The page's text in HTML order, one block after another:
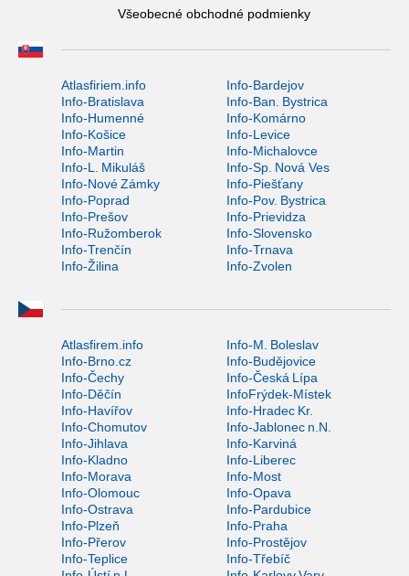
Všeobecné obchodné podmienky
Atlasfiriem.info
Info-Bardejov
Info-Bratislava
Info-Ban. Bystrica
Info-Humenné
Info-Komárno
Info-Košice
Info-Levice
Info-Martin
Info-Michalovce
Info-L. Mikuláš
Info-Sp. Nová Ves
Info-Nové Zámky
Info-Piešťany
Info-Poprad
Info-Pov. Bystrica
Info-Prešov
Info-Prievidza
Info-Ružomberok
Info-Slovensko
Info-Trenčín
Info-Trnava
Info-Žilina
Info-Zvolen
Atlasfirem.info
Info-M. Boleslav
Info-Brno.cz
Info-Budějovice
Info-Čechy
Info-Česká Lípa
Info-Děčín
InfoFrýdek-Místek
Info-Havířov
Info-Hradec Kr.
Info-Chomutov
Info-Jablonec n.N.
Info-Jihlava
Info-Karviná
Info-Kladno
Info-Liberec
Info-Morava
Info-Most
Info-Olomouc
Info-Opava
Info-Ostrava
Info-Pardubice
Info-Plzeň
Info-Praha
Info-Přerov
Info-Prostějov
Info-Teplice
Info-Třebíč